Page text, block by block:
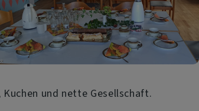
Kuchen und nette Gesellschaft.